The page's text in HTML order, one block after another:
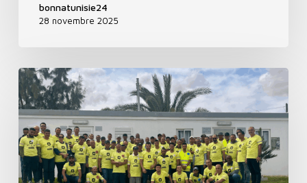
bonnatunisie24
28 novembre 2025